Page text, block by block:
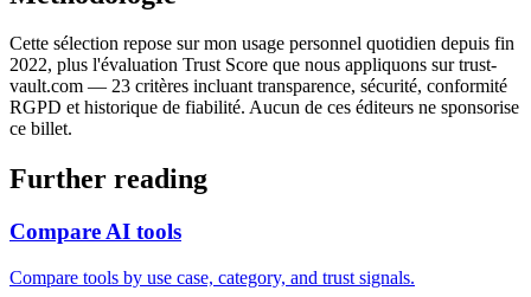
Cette sélection repose sur mon usage personnel quotidien depuis fin
2022, plus l'évaluation Trust Score que nous appliquons sur trust-
vault.com — 23 critères incluant transparence, sécurité, conformité
RGPD et historique de fiabilité. Aucun de ces éditeurs ne sponsorise
ce billet.
Further reading
Compare AI tools
Compare tools by use case, category, and trust signals.